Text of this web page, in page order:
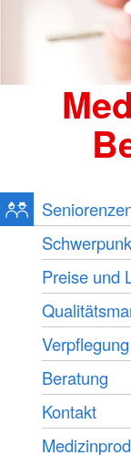
Preise und
Verpflegung
Beratung
Kontakt